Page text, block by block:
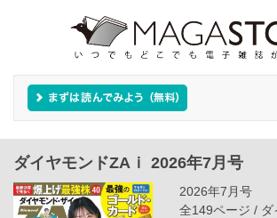
ダイヤモンドZAｉ 2026年7月号
2026年7月号
全149ページ / ダ